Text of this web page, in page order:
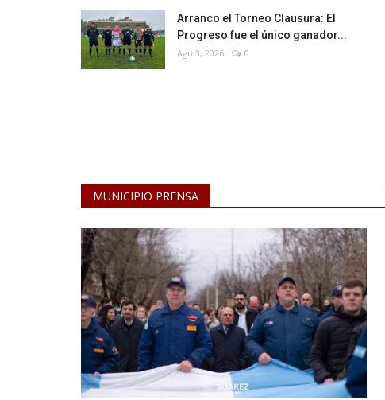
Arranco el Torneo Clausura: El
Progreso fue el único ganador...
Ago 3, 2026 0
MUNICIPIO PRENSA